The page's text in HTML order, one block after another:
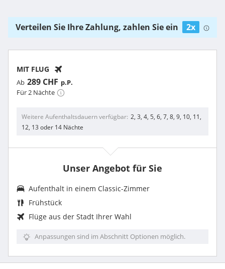
Verteilen Sie Ihre Zahlung, zahlen Sie ein 2x
MIT FLUG
Ab 289 CHF p.P.
Für 2 Nächte
Weitere Aufenthaltsdauern verfügbar 2, 3, 4, 5, 6, 7, 8, 9, 10, 11,
12, 13 oder 14 Nächte
Unser Angebot für Sie
Aufenthalt in einem Classic-Zimmer
Frühstück
Flüge aus der Stadt Ihrer Wahl
Anpassungen sind im Abschnitt Optionen möglich.